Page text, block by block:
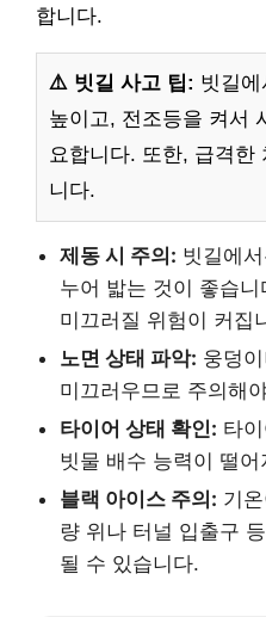
합니다.
⚠️ 빗길 사고 팁: 빗길
높이고, 전조등을 켜서
요합니다. 또한, 급격한
니다.
제동 시 주의: 빗길에
누어 밟는 것이 좋습
미끄러질 위험이 커집
노면 상태 파악: 웅덩
미끄러우므로 주의해
타이어 상태 확인: 타
빗물 배수 능력이 떨
블랙 아이스 주의: 기
량 위나 터널 입출구
될 수 있습니다.